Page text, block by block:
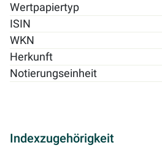
Wertpapiertyp
ISIN
WKN
Herkunft
Notierungseinheit
Indexzugehörigkeit